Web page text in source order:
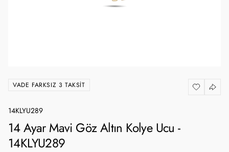
VADE FARKSIZ 3 TAKSIT
14KLYU289
14 Ayar Mavi Göz Altın Kolye Ucu -
14KLYU289